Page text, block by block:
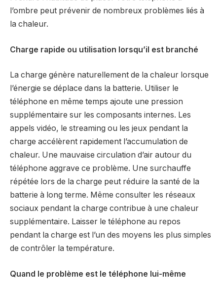
l’ombre peut prévenir de nombreux problèmes liés à
la chaleur.
Charge rapide ou utilisation lorsqu’il est branché
La charge génère naturellement de la chaleur lorsque
l’énergie se déplace dans la batterie. Utiliser le
téléphone en même temps ajoute une pression
supplémentaire sur les composants internes. Les
appels vidéo, le streaming ou les jeux pendant la
charge accélèrent rapidement l’accumulation de
chaleur. Une mauvaise circulation d’air autour du
téléphone aggrave ce problème. Une surchauffe
répétée lors de la charge peut réduire la santé de la
batterie à long terme. Même consulter les réseaux
sociaux pendant la charge contribue à une chaleur
supplémentaire. Laisser le téléphone au repos
pendant la charge est l’un des moyens les plus simples
de contrôler la température.
Quand le problème est le téléphone lui-même